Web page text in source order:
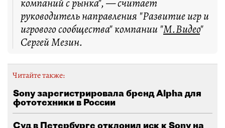
компаний с рынка", — считает
руководитель направления "Развитие игр и
игрового сообщества" компании "М.Видео"
Сергей Мезин.
Читайте также:
Sony зарегистрировала бренд Alpha для
фототехники в России
Суд в Петербурге отклонил иск к Sony на